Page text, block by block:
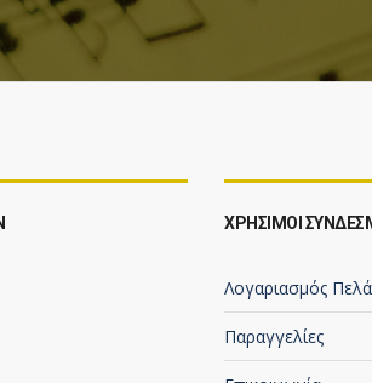
ΧΡΗΣΙΜΟΙ
Λογαριασμός
Παραγγελίες